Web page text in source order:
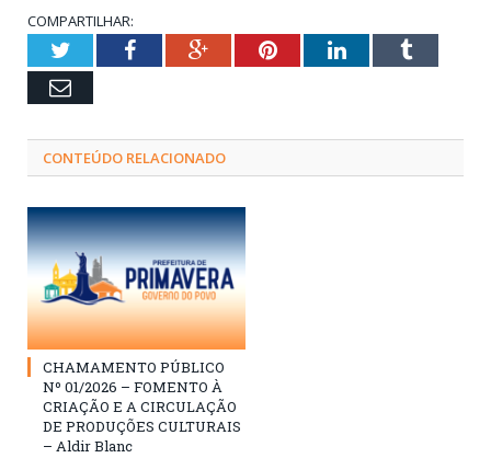
COMPARTILHAR:
TwitterFacebookGoogle+PinterestLinkedInTumblr
Email
CONTEÚDO RELACIONADO
CHAMAMENTO PÚBLICO
Nº 01/2026 – FOMENTO À
CRIAÇÃO E A CIRCULAÇÃO
DE PRODUÇÕES CULTURAIS
– Aldir Blanc